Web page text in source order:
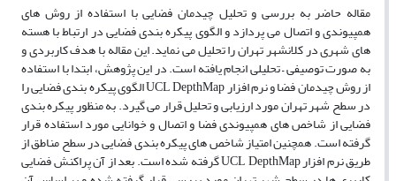
مقاله حاضر به بررسی و تحلیل چیدمان فضایی با استفاده از روش های
همپیوندی و اتصال می پردازد و الگوی پیکره بندی فضایی در ارتباط با هسته
های شهری در کلانشهر تهران را تحلیل می نماید. این مقاله با هدف کاربردی و
به صورت توصیفی – تحلیلی انجام یافته است. در این پژوهش، ابتدا با استفاده
از روش چیدمان فضا و نرم افزار UCL DepthMap الگوی پیکره بندی فضایی را
در سطح شهر تهران مورد ارزیابی و تحلیل قرار می گیرد. به منظور پیکره بندی
فضایی از شاخص های همپیوندی فضا و اتصال و خوانایی مورد استفاده قرار
گرفته است. همچنین امتیاز شاخص های پیکره بندی فضایی در سطح مناطق از
طریق نرم افزار UCL DepthMap گرفته شده است. بعد از آن پراکنش فضایی